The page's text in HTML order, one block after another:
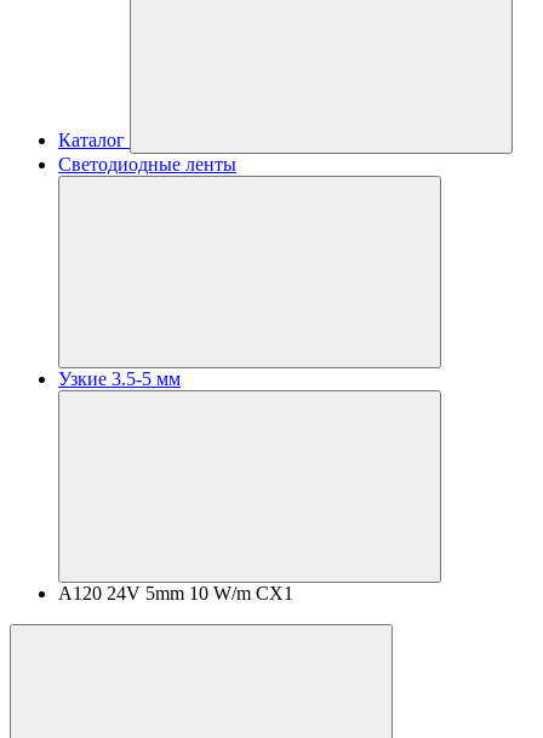
Каталог
Светодиодные ленты
Узкие 3.5-5 мм
A120 24V 5mm 10 W/m CX1